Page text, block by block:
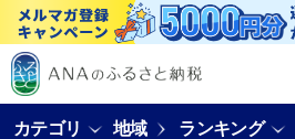
カテゴリ 地域 ランキング